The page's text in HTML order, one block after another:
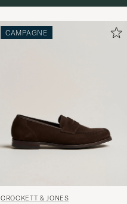
CAMPAGNE
CROCKETT & JONES